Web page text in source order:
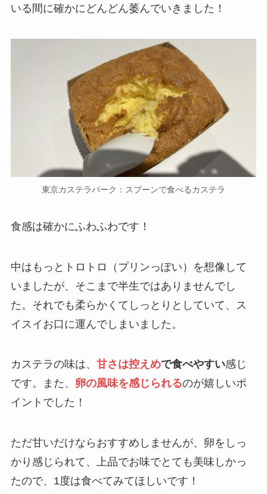
いる間に確かにどんどん萎んでいきました！
東京カステラパーク：スプーンで食べるカステラ
食感は確かにふわふわです！
中はもっとトロトロ（プリンっぽい）を想像して
いましたが、そこまで半生ではありませんでし
た。それでも柔らかくてしっとりとしていて、ス
イスイお口に運んでしまいました。
カステラの味は、 甘さは控えめで食べやすい感じ
です。また、 卵の風味を感じられるのが嬉しいポ
イントでした！
ただ甘いだけならおすすめしませんが、卵をしっ
かり感じられて、上品でお味でとても美味しかっ
たので、1度は食べてみてほしいです！